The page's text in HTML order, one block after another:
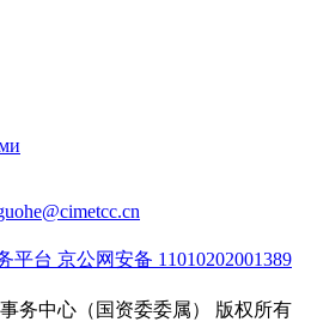
京公网安备 11010202001389
务中心（国资委委属） 版权所有